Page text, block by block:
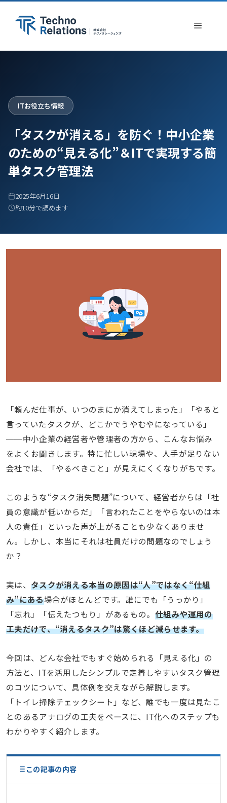
ン
メ
ITお役立ち情報
「タスクが消える」を防ぐ！中小企業
のための“見える化”＆ITで実現する簡
単タスク管理法
2025年6月16日
約10分で読めます
「頼んだ仕事が、いつのまにか消えてしまった」「やると
言っていたタスクが、どこかでうやむやになっている」
──中小企業の経営者や管理者の方から、こんなお悩み
をよくお聞きします。特に忙しい現場や、人手が足りない
会社では、「やるべきこと」が見えにくくなりがちです。
このような“タスク消失問題”について、経営者からは「社
員の意識が低いからだ」「言われたことをやらないのは本
人の責任」といった声が上がることも少なくありませ
ん。しかし、本当にそれは社員だけの問題なのでしょう
か？
実は、 タスクが消える本当の原因は“人”ではなく“仕組
み”にある場合がほとんどです。誰にでも「うっかり」
「忘れ」「伝えたつもり」があるもの。 仕組みや運用の
工夫だけで、“消えるタスク”は驚くほど減らせます。
今回は、どんな会社でもすぐ始められる「見える化」の
方法と、ITを活用したシンプルで定着しやすいタスク管理
のコツについて、具体例を交えながら解説します。
「トイレ掃除チェックシート」など、誰でも一度は見たこ
とのあるアナログの工夫をベースに、IT化へのステップも
わかりやすく紹介します。
この記事の内容